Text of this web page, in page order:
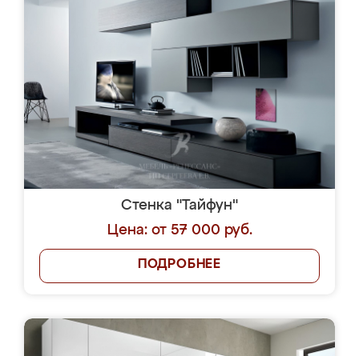
Стенка "Тайфун"
Цена: от 57 000 руб.
ПОДРОБНЕЕ